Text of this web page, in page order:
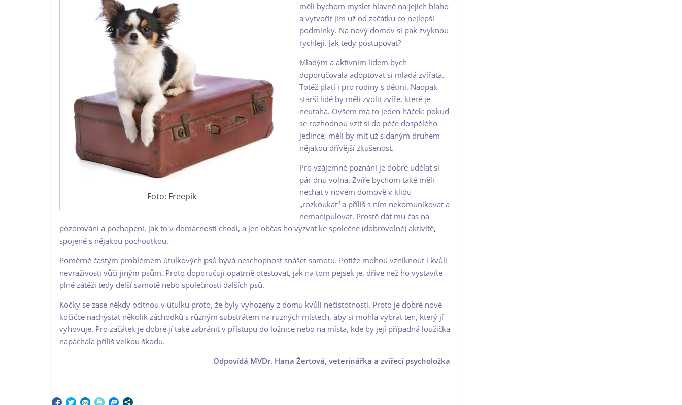
Foto: Freepik
měli bychom myslet hlavně na jejich blaho
a vytvořit jim už od začátku co nejlepší
podmínky. Na nový domov si pak zvyknou
rychleji. Jak tedy postupovat?
Mladým a aktivním lidem bych
doporučovala adoptovat si mladá zvířata.
Totéž platí i pro rodiny s dětmi. Naopak
starší lidé by měli zvolit zvíře, které je
neutahá. Ovšem má to jeden háček: pokud
se rozhodnou vzít si do péče dospělého
jedince, měli by mít už s daným druhem
nějakou dřívější zkušenost.
Pro vzájemné poznání je dobré udělat si
pár dnů volna. Zvíře bychom také měli
nechat v novém domově v klidu
„rozkoukat“ a příliš s ním nekomunikovat a
nemanipulovat. Prostě dát mu čas na
pozorování a pochopení, jak to v domácnosti chodí, a jen občas ho vyzvat ke společné (dobrovolné) aktivitě,
spojené s nějakou pochoutkou.
Poměrně častým problémem útulkových psů bývá neschopnost snášet samotu. Potíže mohou vzniknout i kvůli
nevraživosti vůči jiným psům. Proto doporučuji opatrně otestovat, jak na tom pejsek je, dříve než ho vystavíte
plné zátěži tedy delší samotě nebo společnosti dalších psů.
Kočky se zase někdy ocitnou v útulku proto, že byly vyhozeny z domu kvůli nečistotnosti. Proto je dobré nové
kočičce nachystat několik záchodků s různým substrátem na různých místech, aby si mohla vybrat ten, který jí
vyhovuje. Pro začátek je dobré jí také zabránit v přístupu do ložnice nebo na místa, kde by její případná loužička
napáchala příliš velkou škodu.
Odpovídá MVDr. Hana Žertová, veterinářka a zvířecí psycholožka